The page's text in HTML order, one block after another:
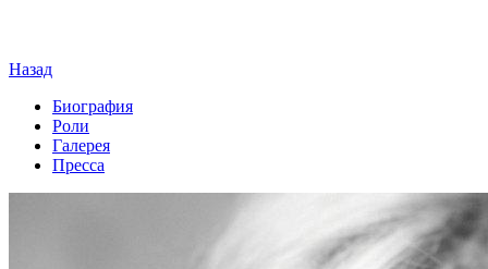
Назад
Биография
Роли
Галерея
Пресса